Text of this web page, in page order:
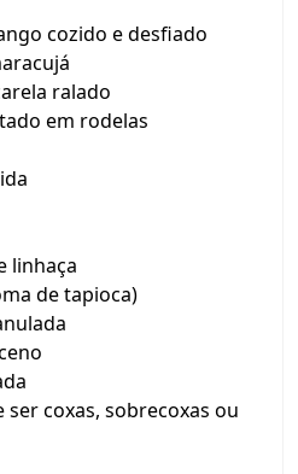
cozido e desfiado
ralado
em rodelas
linhaça
de tapioca)
coxas, sobrecoxas ou